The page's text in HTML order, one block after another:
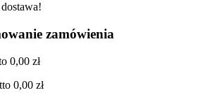
zamówienia
0,00 zł
0,00 zł